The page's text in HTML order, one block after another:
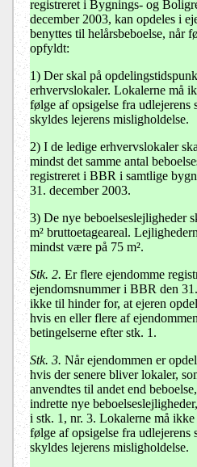
registreret i Bygnings- og
december 2003, kan opdeles i
benyttes til helårsbeboelse, når
opfyldt:
1) Der skal på
erhvervslokaler. Lokalerne må
følge af opsigelse fra udlejerens
skyldes lejerens misligholdelse.
2) I de ledige erhvervslokaler
mindst det samme antal
registreret i BBR i samtlige
31. december 2003.
3) De nye beboelseslejligheder
m² bruttoetageareal.
mindst være på 75 m².
Stk. 2. Er flere ejendomme
ejendomsnummer i BBR den
ikke til hinder for, at ejeren
hvis en eller flere af
betingelserne efter stk. 1.
Stk. 3. Når ejendommen er
hvis der senere bliver lokaler,
anvendtes til andet end
indrette nye
i stk. 1, nr. 3. Lokalerne må
følge af opsigelse fra udlejerens
skyldes lejerens misligholdelse.